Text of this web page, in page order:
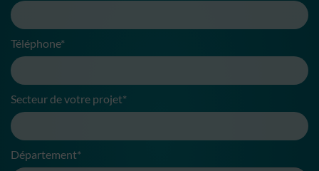
Téléphone*
Secteur de votre projet*
Département*